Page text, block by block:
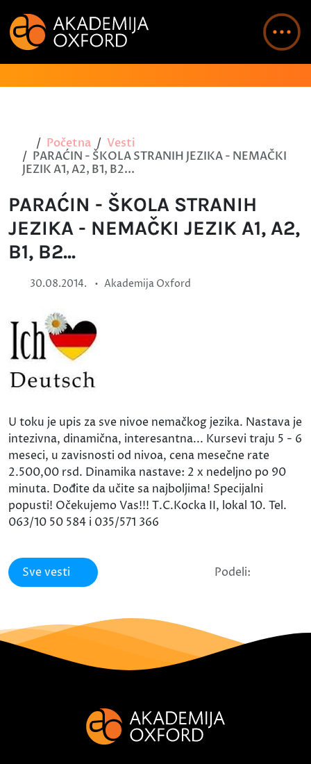
Početna
Vesti
PARAĆIN - ŠKOLA STRANIH JEZIKA - NEMAČKI
JEZIK A1, A2, B1, B2...
PARAĆIN - ŠKOLA STRANIH
JEZIKA - NEMAČKI JEZIK A1, A2,
B1, B2...
30.08.2014. • Akademija Oxford
U toku je upis za sve nivoe nemačkog jezika. Nastava je
intezivna, dinamična, interesantna... Kursevi traju 5 - 6
meseci, u zavisnosti od nivoa, cena mesečne rate
2.500,00 rsd. Dinamika nastave: 2 x nedeljno po 90
minuta. Dođite da učite sa najboljima! Specijalni
popusti! Očekujemo Vas!!! T.C.Kocka II, lokal 10. Tel.
063/10 50 584 i 035/571 366
Sve vesti Podeli: